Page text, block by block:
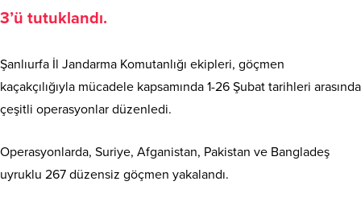
3’ü tutuklandı.
Şanlıurfa İl Jandarma Komutanlığı ekipleri, göçmen
kaçakçılığıyla mücadele kapsamında 1-26 Şubat tarihleri arasında
çeşitli operasyonlar düzenledi.
Operasyonlarda, Suriye, Afganistan, Pakistan ve Bangladeş
uyruklu 267 düzensiz göçmen yakalandı.